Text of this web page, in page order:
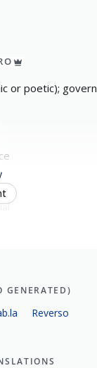
or poetic); govern
GENERATED)
Reverso